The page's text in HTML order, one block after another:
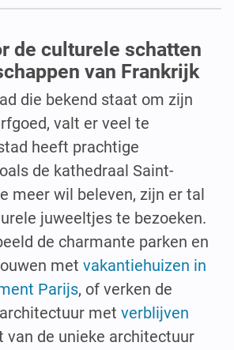
de culturele schatten
van Frankrijk
die bekend staat om zijn
valt er veel te
heeft prachtige
de kathedraal Saint-
meer wil beleven, zijn er tal
juweeltjes te bezoeken.
de charmante parken en
met vakantiehuizen in
Parijs, of verken de
met verblijven
van de unieke architectuur